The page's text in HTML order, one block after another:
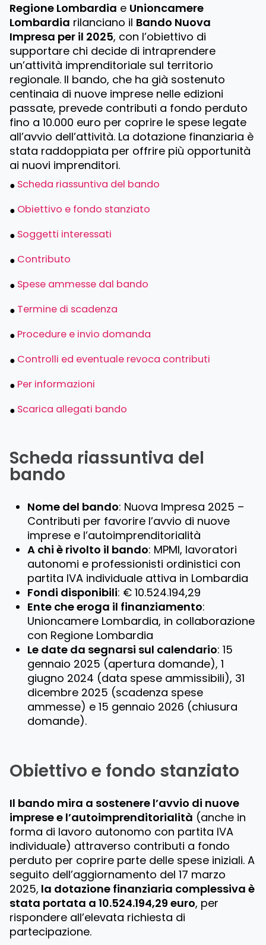
Regione Lombardia e Unioncamere
Lombardia rilanciano il Bando Nuova
Impresa per il 2025, con l’obiettivo di
supportare chi decide di intraprendere
un’attività imprenditoriale sul territorio
regionale. Il bando, che ha già sostenuto
centinaia di nuove imprese nelle edizioni
passate, prevede contributi a fondo perduto
fino a 10.000 euro per coprire le spese legate
all’avvio dell’attività. La dotazione finanziaria è
stata raddoppiata per offrire più opportunità
ai nuovi imprenditori.
Scheda riassuntiva del bando
Obiettivo e fondo stanziato
Soggetti interessati
Contributo
Spese ammesse dal bando
Termine di scadenza
Procedure e invio domanda
Controlli ed eventuale revoca contributi
Per informazioni
Scarica allegati bando
Scheda riassuntiva del
bando
Nome del bando: Nuova Impresa 2025 –
Contributi per favorire l’avvio di nuove
imprese e l’autoimprenditorialità
A chi è rivolto il bando: MPMI, lavoratori
autonomi e professionisti ordinistici con
partita IVA individuale attiva in Lombardia
Fondi disponibili: € 10.524.194,29
Ente che eroga il finanziamento:
Unioncamere Lombardia, in collaborazione
con Regione Lombardia
Le date da segnarsi sul calendario: 15
gennaio 2025 (apertura domande), 1
giugno 2024 (data spese ammissibili), 31
dicembre 2025 (scadenza spese
ammesse) e 15 gennaio 2026 (chiusura
domande).
Obiettivo e fondo stanziato
Il bando mira a sostenere l’avvio di nuove
imprese e l’autoimprenditorialità (anche in
forma di lavoro autonomo con partita IVA
individuale) attraverso contributi a fondo
perduto per coprire parte delle spese iniziali. A
seguito dell’aggiornamento del 17 marzo
2025, la dotazione finanziaria complessiva è
stata portata a 10.524.194,29 euro, per
rispondere all’elevata richiesta di
partecipazione.